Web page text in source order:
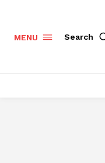
MENU Search